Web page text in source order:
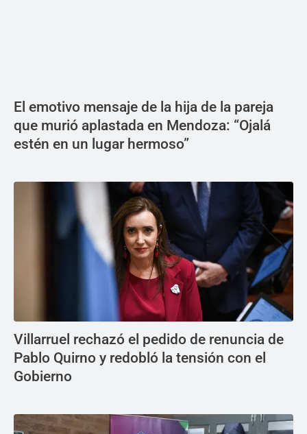
El emotivo mensaje de la hija de la pareja
que murió aplastada en Mendoza: “Ojalá
estén en un lugar hermoso”
Villarruel rechazó el pedido de renuncia de
Pablo Quirno y redobló la tensión con el
Gobierno